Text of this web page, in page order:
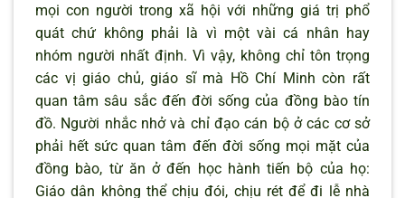
mọi con người trong xã hội với những giá trị phổ
quát chứ không phải là vì một vài cá nhân hay
nhóm người nhất định. Vì vậy, không chỉ tôn trọng
các vị giáo chủ, giáo sĩ mà Hồ Chí Minh còn rất
quan tâm sâu sắc đến đời sống của đồng bào tín
đồ. Người nhắc nhở và chỉ đạo cán bộ ở các cơ sở
phải hết sức quan tâm đến đời sống mọi mặt của
đồng bào, từ ăn ở đến học hành tiến bộ của họ:
Giáo dân không thể chịu đói, chịu rét để đi lễ nhà